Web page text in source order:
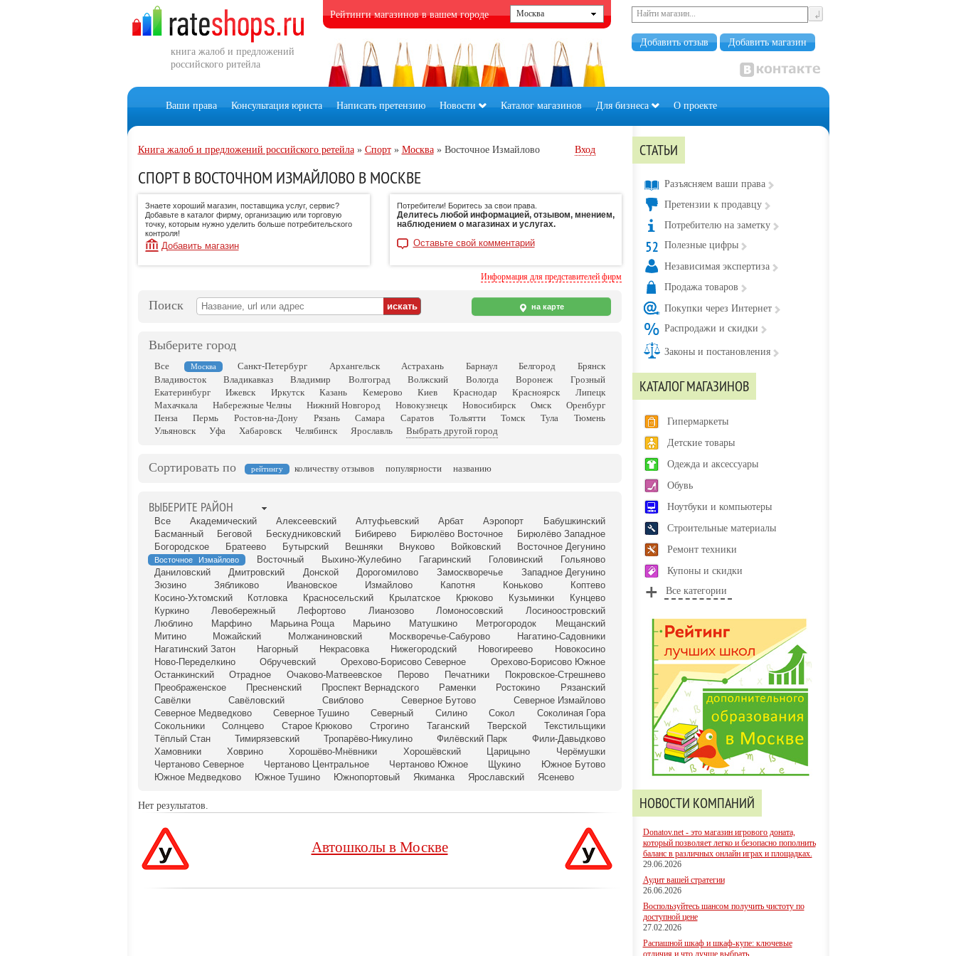
книга жалоб и предложений
российского ритейла
Рейтинги магазинов в вашем городе
Добавить отзыв Добавить магазин
Ваши права Консультация юриста Написать претензию Новости Каталог магазинов Для бизнеса О проекте
Книга жалоб и предложений российского ретейла» Спорт» Москва» Восточное Измайлово Вход
СПОРТ В ВОСТОЧНОМ ИЗМАЙЛОВО В МОСКВЕ
Знаете хороший магазин, поставщика услуг, сервис?
Добавьте в каталог фирму, организацию или торговую
точку, которым нужно уделить больше потребительского
контроля!
Добавить магазин
Потребители! Боритесь за свои права.
Делитесь любой информацией, отзывом, мнением,
наблюдением о магазинах и услугах.
Оставьте свой комментарий
Информация для представителей фирм
Поиск на карте
Выберите город
Все Москва Санкт-Петербург Архангельск Астрахань Барнаул Белгород
Брянск
Владивосток
Владикавказ Владимир Волгоград Волжский Вологда Воронеж
Грозный
Екатеринбург
Ижевск Иркутск Казань Кемерово Киев Краснодар Красноярск
Липецк
Махачкала
Набережные Челны Нижний Новгород Новокузнецк Новосибирск Омск
Оренбург
Пенза
Пермь Ростов-на-Дону Рязань Самара Саратов Тольятти Томск Тула
Тюмень
Ульяновск
Уфа Хабаровск Челябинск Ярославль Выбрать другой город
Сортировать по рейтингу количеству отзывов популярности названию
ВЫБЕРИТЕ РАЙОН
Все Академический Алексеевский Алтуфьевский Арбат Аэропорт
Бабушкинский
Басманный
Беговой Бескудниковский Бибирево Бирюлёво Восточное
Бирюлёво Западное
Богородское
Братеево Бутырский Вешняки Внуково Войковский Восточное Дегунино
Восточное Измайлово Восточный Выхино-Жулебино Гагаринский Головинский
Гольяново
Даниловский
Дмитровский Донской Дорогомилово Замоскворечье
Западное Дегунино
Зюзино
Зябликово Ивановское Измайлово Капотня Коньково
Коптево
Косино-Ухтомский
Котловка Красносельский Крылатское Крюково Кузьминки
Кунцево
Куркино
Левобережный Лефортово Лианозово Ломоносовский
Лосиноостровский
Люблино
Марфино Марьина Роща Марьино Матушкино Метрогородок
Мещанский
Митино
Можайский Молжаниновский Москворечье-Сабурово
Нагатино-Садовники
Нагатинский Затон
Нагорный Некрасовка Нижегородский Новогиреево
Новокосино
Ново-Переделкино
Обручевский Орехово-Борисово Северное
Орехово-Борисово Южное
Останкинский
Отрадное Очаково-Матвеевское Перово Печатники
Покровское-Стрешнево
Преображенское
Пресненский Проспект Вернадского Раменки Ростокино
Рязанский
Савёлки
Савёловский Свиблово Северное Бутово
Северное Измайлово
Северное Медведково
Северное Тушино Северный Силино Сокол
Соколиная Гора
Сокольники
Солнцево Старое Крюково Строгино Таганский Тверской
Текстильщики
Тёплый Стан
Тимирязевский Тропарёво-Никулино Филёвский Парк
Фили-Давыдково
Хамовники
Ховрино Хорошёво-Мнёвники Хорошёвский Царицыно
Черёмушки
Чертаново Северное
Чертаново Центральное Чертаново Южное Щукино
Южное Бутово
Южное Медведково
Южное Тушино Южнопортовый Якиманка Ярославский Ясенево
Нет результатов.
Автошколы в Москве
СТАТЬИ
Разъясняем ваши права
Претензии к продавцу
Потребителю на заметку
Полезные цифры
Независимая экспертиза
Продажа товаров
Покупки через Интернет
Распродажи и скидки
Законы и постановления
КАТАЛОГ МАГАЗИНОВ
Гипермаркеты
Детские товары
Одежда и аксессуары
Обувь
Ноутбуки и компьютеры
Строительные материалы
Ремонт техники
Купоны и скидки
Все категории
НОВОСТИ КОМПАНИЙ
Donatov.net - это магазин игрового доната,
который позволяет легко и безопасно пополнить
баланс в различных онлайн играх и площадках.
29.06.2026
Аудит вашей стратегии
26.06.2026
Воспользуйтесь шансом получить чистоту по
доступной цене
27.02.2026
Распашной шкаф и шкаф-купе: ключевые
отличия и что лучше выбрать